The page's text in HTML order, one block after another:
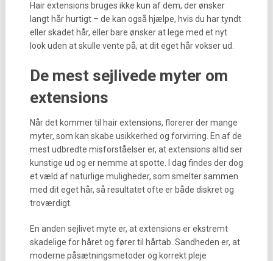
Hair extensions bruges ikke kun af dem, der ønsker
langt hår hurtigt – de kan også hjælpe, hvis du har tyndt
eller skadet hår, eller bare ønsker at lege med et nyt
look uden at skulle vente på, at dit eget hår vokser ud.
De mest sejlivede myter om
extensions
Når det kommer til hair extensions, florerer der mange
myter, som kan skabe usikkerhed og forvirring. En af de
mest udbredte misforståelser er, at extensions altid ser
kunstige ud og er nemme at spotte. I dag findes der dog
et væld af naturlige muligheder, som smelter sammen
med dit eget hår, så resultatet ofte er både diskret og
troværdigt.
En anden sejlivet myte er, at extensions er ekstremt
skadelige for håret og fører til hårtab. Sandheden er, at
moderne påsætningsmetoder og korrekt pleje